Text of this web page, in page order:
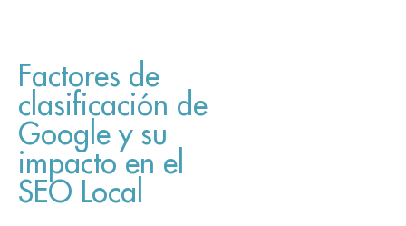
Factores de
clasificación de
Google y su
impacto en el
SEO Local